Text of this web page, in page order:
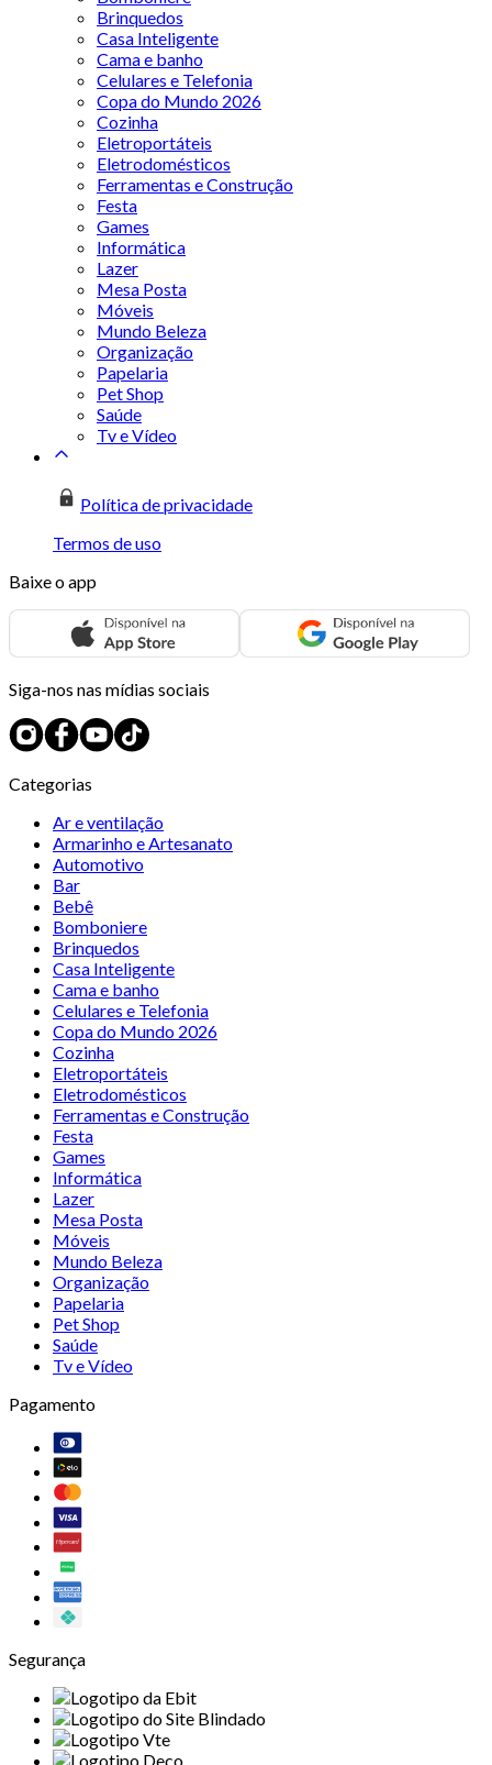
Brinquedos
Casa Inteligente
Cama e banho
Celulares e Telefonia
Copa do Mundo 2026
Cozinha
Eletroportáteis
Eletrodomésticos
Ferramentas e Construção
Festa
Games
Informática
Lazer
Mesa Posta
Móveis
Mundo Beleza
Organização
Papelaria
Pet Shop
Saúde
Tv e Vídeo
Política de privacidade
Termos de uso
Baixe o app
Siga-nos nas mídias sociais
Categorias
Ar e ventilação
Armarinho e Artesanato
Automotivo
Bar
Bebê
Bomboniere
Brinquedos
Casa Inteligente
Cama e banho
Celulares e Telefonia
Copa do Mundo 2026
Cozinha
Eletroportáteis
Eletrodomésticos
Ferramentas e Construção
Festa
Games
Informática
Lazer
Mesa Posta
Móveis
Mundo Beleza
Organização
Papelaria
Pet Shop
Saúde
Tv e Vídeo
Pagamento
Segurança